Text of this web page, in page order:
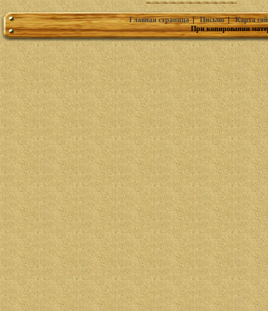
Главная страница|Письмо|Карта
При копировании